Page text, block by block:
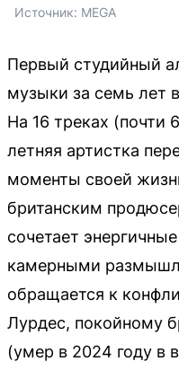
Источник: MEGA
Первый студийный
музыки за семь лет
На 16 треках (почти
летняя артистка
моменты своей
британским
сочетает
камерными
обращается к
Лурдес, покойному
(умер в 2024 году в